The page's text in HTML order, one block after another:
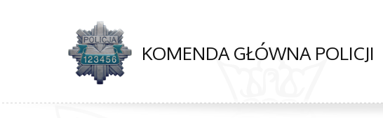
KOMENDA GŁÓWNA POLICJI